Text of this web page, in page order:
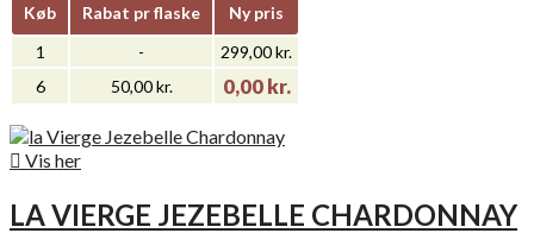
Køb Rabat pr flaske
Ny pris
1
-
299,00 kr.
6
50,00 kr. 0,00 kr.
 Vis her
LA VIERGE JEZEBELLE CHARDONNAY